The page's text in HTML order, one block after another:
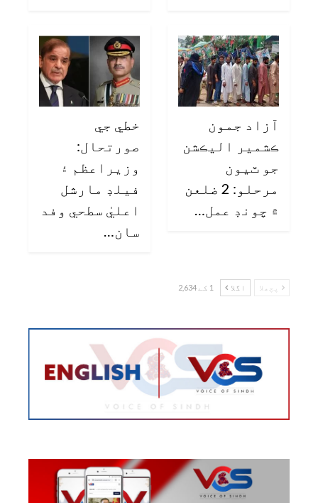
آزاد جمون
ڪشمير اليڪشن
جو ٽيون
مرحلو: 2 ضلعن
۾ چونڊ عمل…
خطي جي
صورتحال:
وزيراعظم ۽
فيلڊ مارشل
اعليٰ سطحي وفد
سان…
پچھلا اگلا 1 کے 2,634